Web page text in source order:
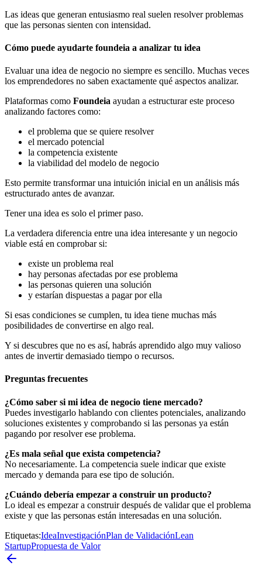
Las ideas que generan entusiasmo real suelen resolver problemas
que las personas sienten con intensidad.
Cómo puede ayudarte foundeia a analizar tu idea
Evaluar una idea de negocio no siempre es sencillo. Muchas veces
los emprendedores no saben exactamente qué aspectos analizar.
Plataformas como Foundeia ayudan a estructurar este proceso
analizando factores como:
el problema que se quiere resolver
el mercado potencial
la competencia existente
la viabilidad del modelo de negocio
Esto permite transformar una intuición inicial en un análisis más
estructurado antes de avanzar.
Tener una idea es solo el primer paso.
La verdadera diferencia entre una idea interesante y un negocio
viable está en comprobar si:
existe un problema real
hay personas afectadas por ese problema
las personas quieren una solución
y estarían dispuestas a pagar por ella
Si esas condiciones se cumplen, tu idea tiene muchas más
posibilidades de convertirse en algo real.
Y si descubres que no es así, habrás aprendido algo muy valioso
antes de invertir demasiado tiempo o recursos.
Preguntas frecuentes
¿Cómo saber si mi idea de negocio tiene mercado?
Puedes investigarlo hablando con clientes potenciales, analizando
soluciones existentes y comprobando si las personas ya están
pagando por resolver ese problema.
¿Es mala señal que exista competencia?
No necesariamente. La competencia suele indicar que existe
mercado y demanda para ese tipo de solución.
¿Cuándo debería empezar a construir un producto?
Lo ideal es empezar a construir después de validar que el problema
existe y que las personas están interesadas en una solución.
Etiquetas:IdeaInvestigaciónPlan de ValidaciónLean
StartupPropuesta de Valor